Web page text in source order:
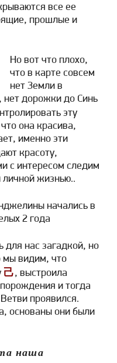
все ее
прошлые и
Но вот что плохо,
что в карте совсем
нет Земли в
нет дорожки до Синь
эту
она красива,
именно эти
красоту,
с интересом следим
личной жизнью..
начались в
2 года
для нас загадкой, но
мы видим, что
己, выстроила
и тогда
проявился.
основаны они были
наша